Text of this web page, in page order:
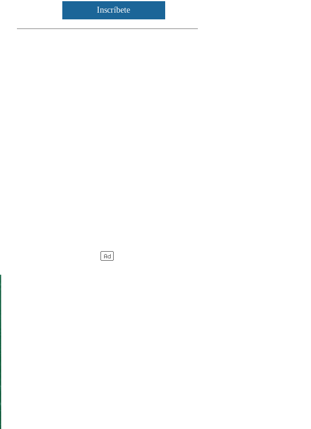
Inscríbete